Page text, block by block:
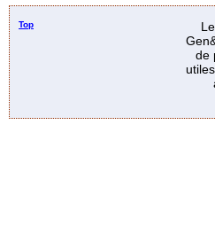
Top
de